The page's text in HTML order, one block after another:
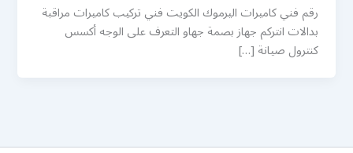
رقم فني كاميرات اليرموك الكويت فني تركيب كاميرات مراقبة
بدالات انتركم جهاز بصمة جهاو التعرف على الوجه أكسس
كنترول صيانة […]